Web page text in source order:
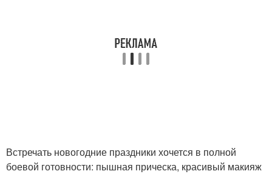
Встречать новогодние праздники хочется в полной
боевой готовности: пышная прическа, красивый макияж